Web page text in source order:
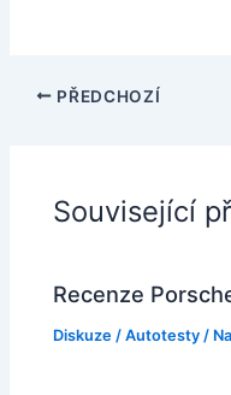
PŘEDCHOZÍ
Související
Recenze
Diskuze /Autotesty /